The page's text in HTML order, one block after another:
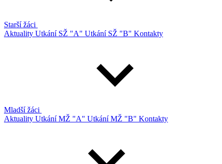
Starší žáci
Aktuality Utkání SŽ "A" Utkání SŽ "B" Kontakty
Mladší žáci
Aktuality Utkání MŽ "A" Utkání MŽ "B" Kontakty